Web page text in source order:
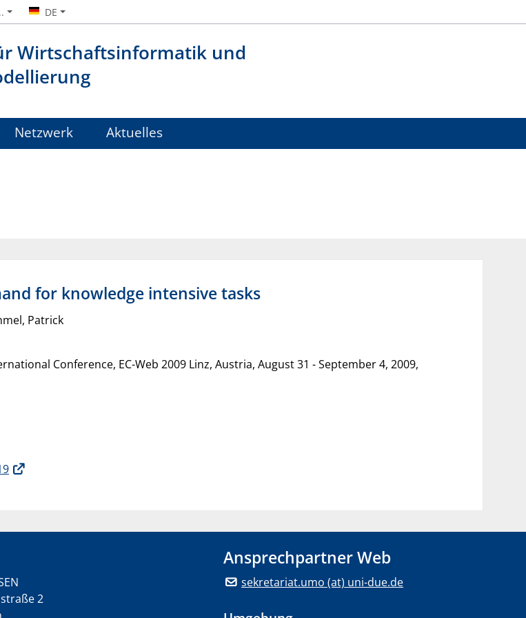
Wirtschaftsinformatik und
DE
Netzwerk Aktuelles
for knowledge intensive tasks
Patrick
Conference, EC-Web 2009 Linz, Austria, August 31 - September 4, 2009,
2
Ansprechpartner Web
sekretariat.umo (at) uni-due.de